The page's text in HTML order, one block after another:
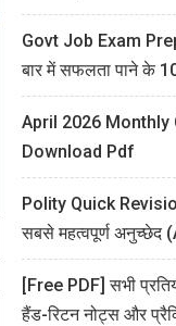
Govt Job Exam
बार में सफलता पाने के
April 2026
Download Pdf
Polity Quick
सबसे महत्वपूर्ण अनुच्छेद
[Free PDF] सभी
हैंड-रिटन नोट्स और